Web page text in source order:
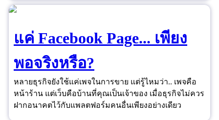
แค่ Facebook Page... เพียง
พอจริงหรือ?
หลายธุรกิจยังใช้แค่เพจในการขาย แต่รู้ไหมว่า.. เพจคือ
หน้าร้าน แต่เว็บคือบ้านที่คุณเป็นเจ้าของ เมื่อธุรกิจไม่ควร
ฝากอนาคตไว้กับแพลตฟอร์มคนอื่นเพียงอย่างเดียว